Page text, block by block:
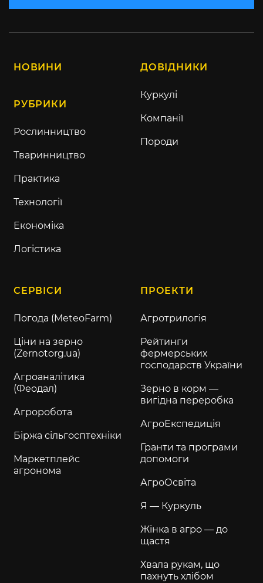
НОВИНИ
РУБРИКИ
Рослинництво
Тваринництво
Практика
Технології
Економіка
Логістика
ДОВІДНИКИ
Куркулі
Компанії
Породи
СЕРВІСИ
Погода (MeteoFarm)
Ціни на зерно
(Zernotorg.ua)
Агроаналітика
(Феодал)
Агроробота
Біржа сільгосптехніки
Маркетплейс
агронома
ПРОЕКТИ
Агротрилогія
Рейтинги
фермерських
господарств України
Зерно в корм —
вигідна переробка
АгроЕкспедиція
Гранти та програми
допомоги
АгроОсвіта
Я — Куркуль
Жінка в агро — до
щастя
Хвала рукам, що
пахнуть хлібом